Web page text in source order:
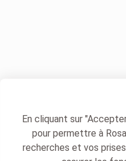
En cliquant sur
pour permettre à
recherches et vos